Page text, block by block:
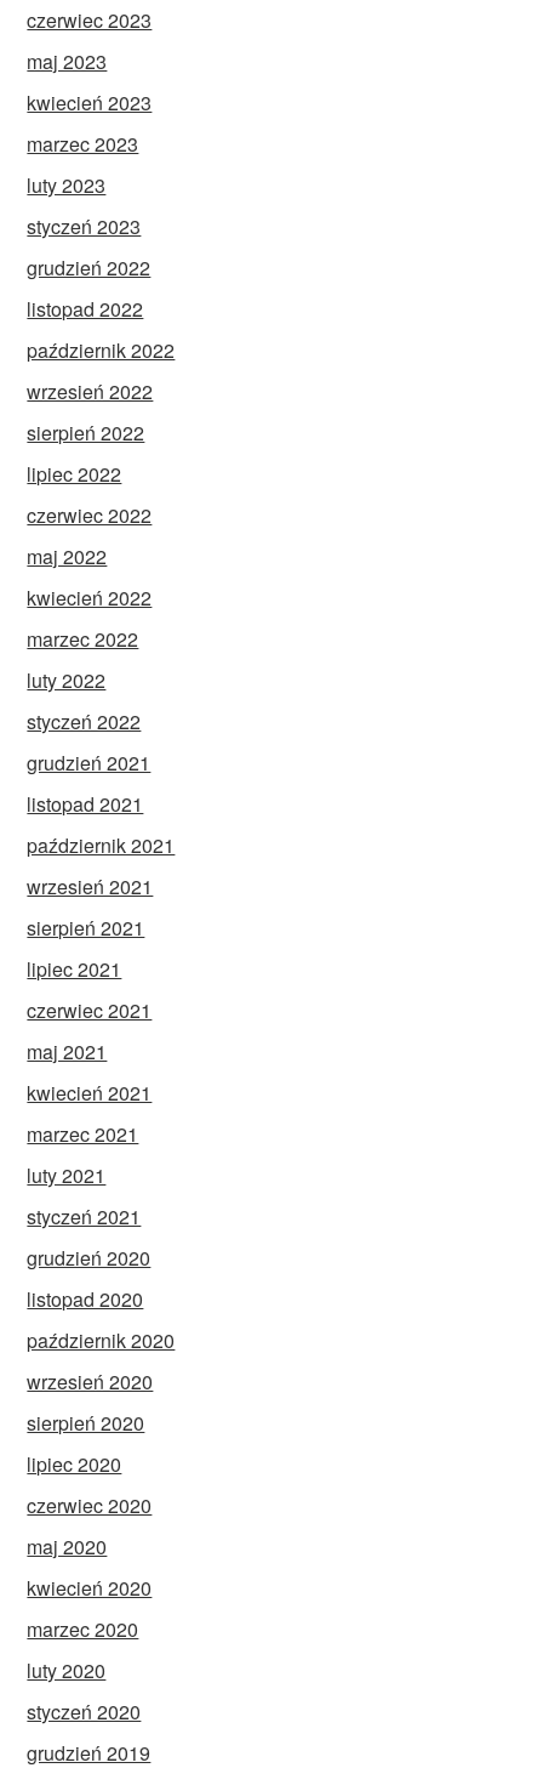
czerwiec 2023
maj 2023
kwiecień 2023
marzec 2023
luty 2023
styczeń 2023
grudzień 2022
listopad 2022
październik 2022
wrzesień 2022
sierpień 2022
lipiec 2022
czerwiec 2022
maj 2022
kwiecień 2022
marzec 2022
luty 2022
styczeń 2022
grudzień 2021
listopad 2021
październik 2021
wrzesień 2021
sierpień 2021
lipiec 2021
czerwiec 2021
maj 2021
kwiecień 2021
marzec 2021
luty 2021
styczeń 2021
grudzień 2020
listopad 2020
październik 2020
wrzesień 2020
sierpień 2020
lipiec 2020
czerwiec 2020
maj 2020
kwiecień 2020
marzec 2020
luty 2020
styczeń 2020
grudzień 2019